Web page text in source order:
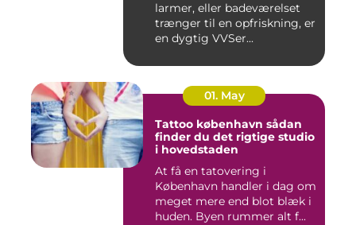
larmer, eller badeværelset
trænger til en opfriskning, er
en dygtig VVSer...
01. May
Tattoo københavn sådan
finder du det rigtige studio
i hovedstaden
At få en tatovering i
København handler i dag om
meget mere end blot blæk i
huden. Byen rummer alt f...